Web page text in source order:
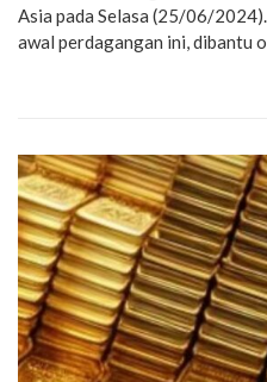
Asia pada Selasa (25/06/
awal perdagangan ini, dibantu